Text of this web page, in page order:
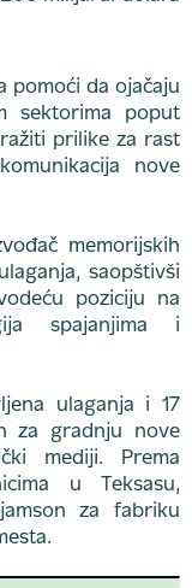
pomoći da ojačaju
sektorima poput
prilike za rast
nove
memorijskih
saopštivši
poziciju na
spajanjima i
ulaganja i 17
za gradnju nove
mediji. Prema
u Teksasu,
za fabriku